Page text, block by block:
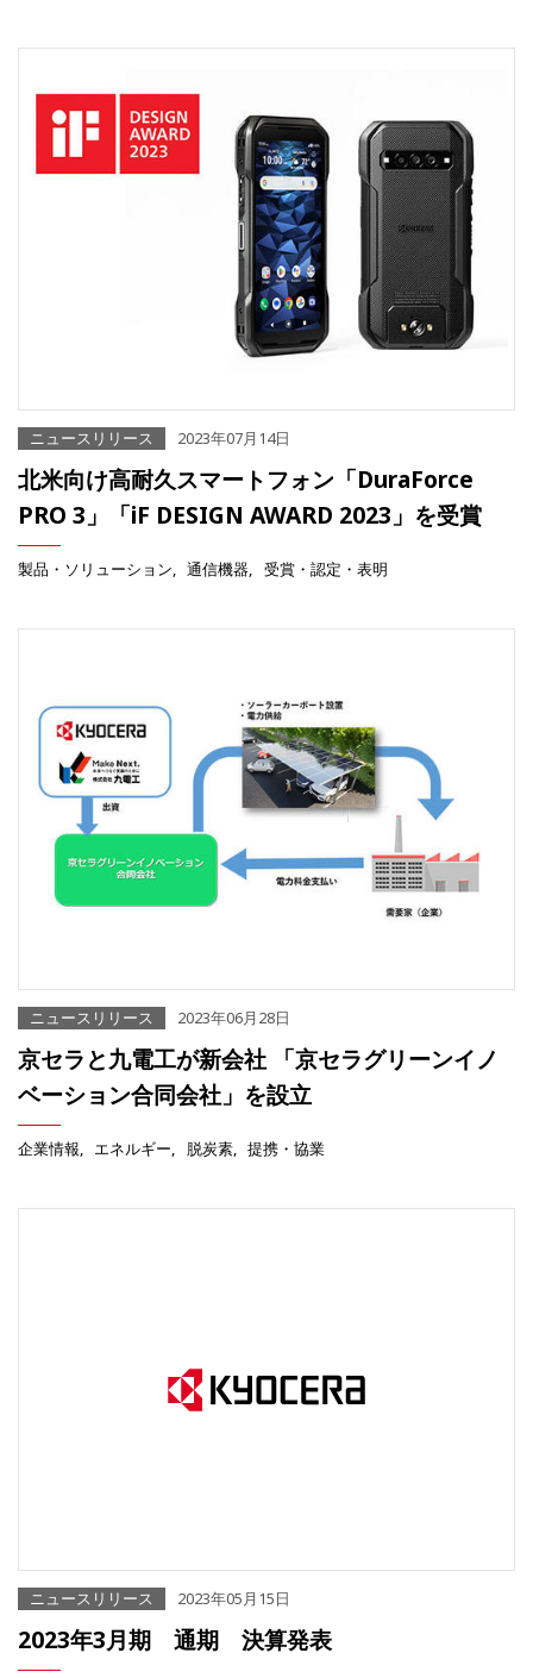
ニュースリリース 2023年07月14日
北米向け高耐久スマートフォン「DuraForce
PRO 3」「iF DESIGN AWARD 2023」を受賞
製品・ソリューション 通信機器 受賞・認定・表明
ニュースリリース 2023年06月28日
京セラと九電工が新会社 「京セラグリーンイノ
ベーション合同会社」を設立
企業情報 エネルギー 脱炭素 提携・協業
ニュースリリース 2023年05月15日
2023年3月期 通期 決算発表